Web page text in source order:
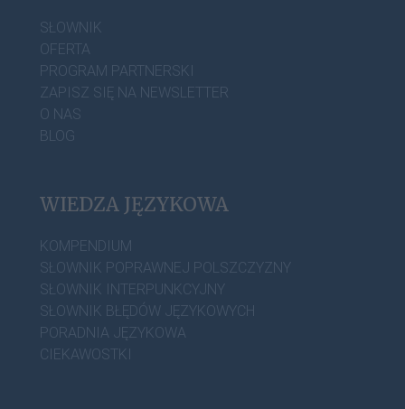
SŁOWNIK
OFERTA
PROGRAM PARTNERSKI
ZAPISZ SIĘ NA NEWSLETTER
O NAS
BLOG
WIEDZA JĘZYKOWA
KOMPENDIUM
SŁOWNIK POPRAWNEJ POLSZCZYZNY
SŁOWNIK INTERPUNKCYJNY
SŁOWNIK BŁĘDÓW JĘZYKOWYCH
PORADNIA JĘZYKOWA
CIEKAWOSTKI